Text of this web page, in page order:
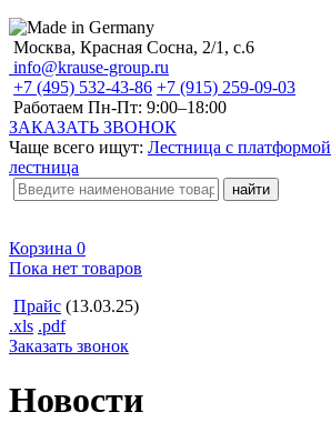
Москва, Красная Сосна, 2/1, с.6
info@krause-group.ru
+7 (495) 532-43-86 +7 (915) 259-09-03
Работаем Пн-Пт: 9:00–18:00
ЗАКАЗАТЬ ЗВОНОК
Чаще всего ищут: Лестница с платформой
лестница
Корзина 0
Пока нет товаров
Прайс (13.03.25)
.xls .pdf
Заказать звонок
Новости